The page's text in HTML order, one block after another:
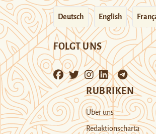
Deutsch English
FOLGT UNS
RUBRIKEN
Über uns
Redaktionscharta